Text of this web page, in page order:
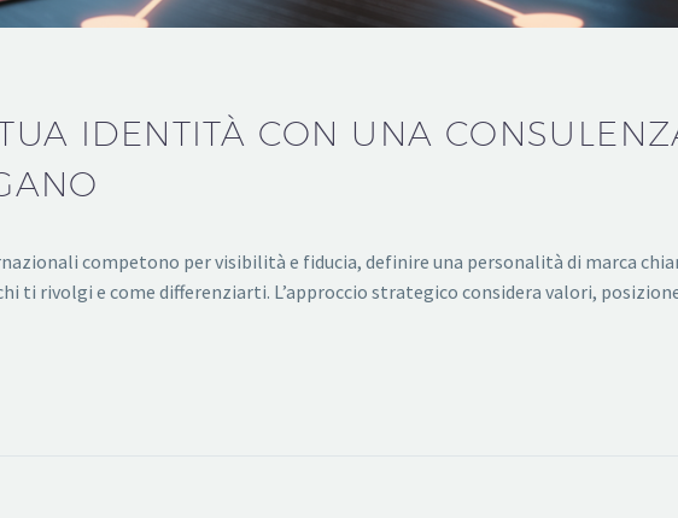
IDENTITÀ CON UNA
competono per visibilità e fiducia, definire una personalità di marca
ti rivolgi e come differenziarti. L’approccio strategico considera valori,